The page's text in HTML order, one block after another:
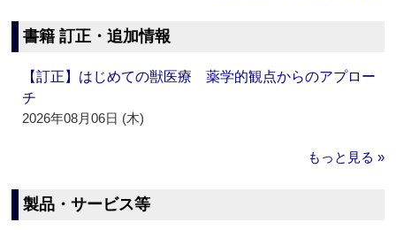
書籍 訂正・追加情報
【訂正】はじめての獣医療 薬学的観点からのアプロー
チ
2026年08月06日 (木)
もっと見る »
製品・サービス等